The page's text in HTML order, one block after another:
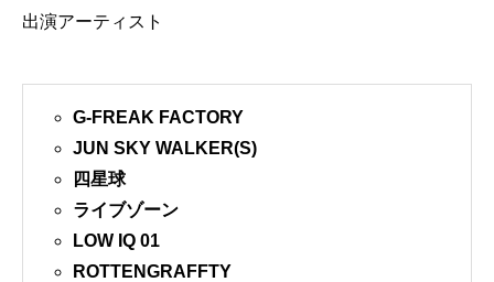
出演アーティスト
G-FREAK FACTORY
JUN SKY WALKER(S)
四星球
ライブゾーン
LOW IQ 01
ROTTENGRAFFTY